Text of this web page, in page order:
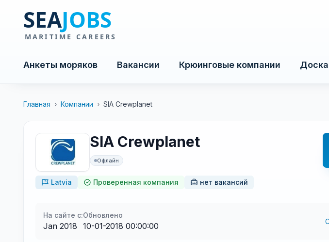
Анкеты моряков Вакансии Крюинговые компании
Главная › Компании › SIA Crewplanet
SIA Crewplanet
Офлайн
Latvia Проверенная компания нет вакансий
На сайте с:
Jan 2018
Обновлено
10-01-2018 00:00:00